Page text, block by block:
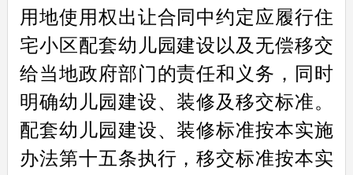
用地使用权出让合同中约定应履行住
宅小区配套幼儿园建设以及无偿移交
给当地政府部门的责任和义务，同时
明确幼儿园建设、装修及移交标准。
配套幼儿园建设、装修标准按本实施
办法第十五条执行，移交标准按本实